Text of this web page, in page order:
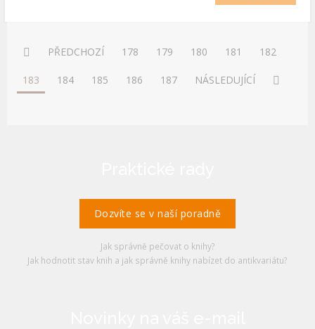
PŘEDCHOZÍ 178 179 180 181 182
183 184 185 186 187 NÁSLEDUJÍCÍ
Dozvíte se v naší poradně
Jak správně pečovat o knihy?
Jak hodnotit stav knih a jak správně knihy nabízet do antikvariátu?